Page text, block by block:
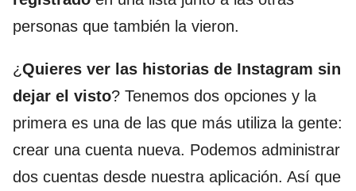
personas que también la vieron.
¿Quieres ver las historias de Instagram sin
dejar el visto? Tenemos dos opciones y la
primera es una de las que más utiliza la gente:
crear una cuenta nueva. Podemos administrar
dos cuentas desde nuestra aplicación. Así que